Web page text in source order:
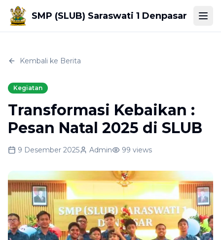
SMP (SLUB) Saraswati 1 Denpasar
Kembali ke Berita
Kegiatan
Transformasi Kebaikan :
Pesan Natal 2025 di SLUB
9 Desember 2025 Admin 99 views